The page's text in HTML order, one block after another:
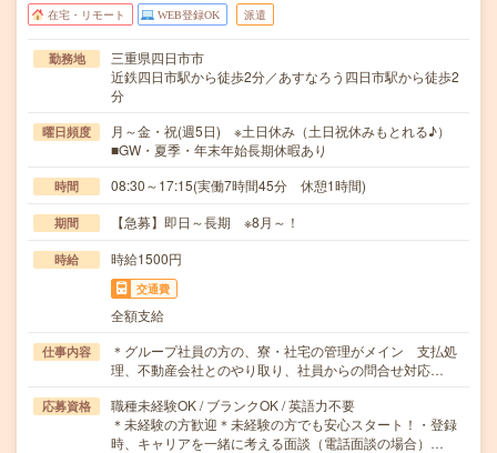
在宅・リモート WEB登録OK 派遣
勤務地
三重県四日市市
近鉄四日市駅から徒歩2分／あすなろう四日市駅から徒歩2
分
曜日頻度
月～金・祝(週5日) ※土日休み（土日祝休みもとれる♪）
■GW・夏季・年末年始長期休暇あり
時間 08:30～17:15(実働7時間45分 休憩1時間)
期間 【急募】即日～長期 ※8月～！
時給 時給1500円
交通費
全額支給
仕事内容
＊グループ社員の方の、寮・社宅の管理がメイン 支払処
理、不動産会社とのやり取り、社員からの問合せ対応…
応募資格
職種未経験OK / ブランクOK / 英語力不要
＊未経験の方歓迎＊未経験の方でも安心スタート！・登録
時、キャリアを一緒に考える面談（電話面談の場合）…